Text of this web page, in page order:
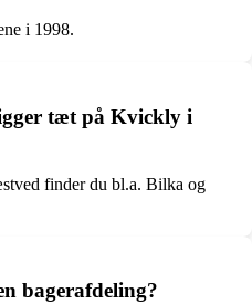
i 1998.
tæt på Kvickly i
finder du bl.a. Bilka og
bagerafdeling?